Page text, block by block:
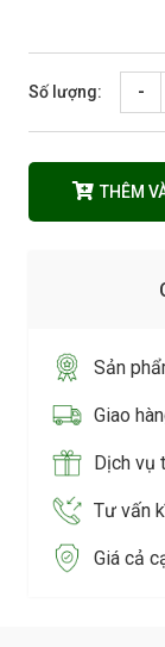
Số lượng: -
THÊM
Sản
Giao
Dịch vụ
Tư vấn
Giá cả